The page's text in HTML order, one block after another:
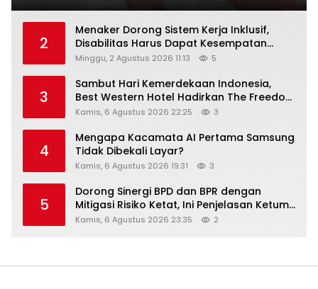
2
Menaker Dorong Sistem Kerja Inklusif,
Disabilitas Harus Dapat Kesempatan
Setara
Minggu, 2 Agustus 2026 11:13 5
3
Sambut Hari Kemerdekaan Indonesia,
Best Western Hotel Hadirkan The Freedom
Stay Diskon Hingga 45%
Kamis, 6 Agustus 2026 22:25 3
4
Mengapa Kacamata AI Pertama Samsung
Tidak Dibekali Layar?
Kamis, 6 Agustus 2026 19:31 3
5
Dorong Sinergi BPD dan BPR dengan
Mitigasi Risiko Ketat, Ini Penjelasan Ketum
Asbanda
Kamis, 6 Agustus 2026 23:35 2